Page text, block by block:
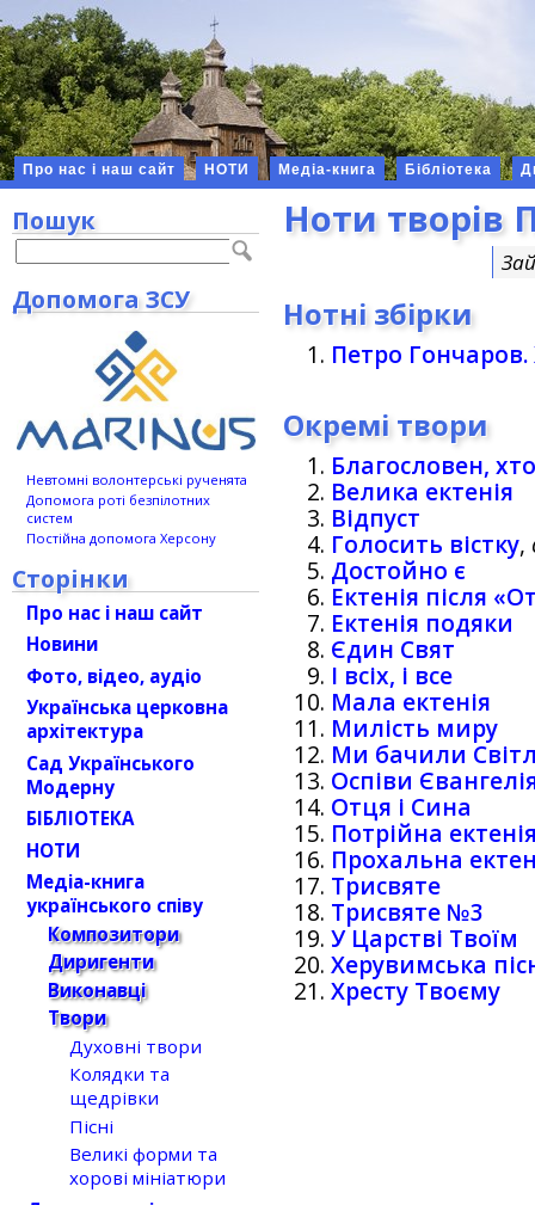
Про нас і наш сайт НОТИ Медіа-книга Бібліотека
Ноти творів
Нотні збірки
Петро Гончаров.
Окремі твори
Благословен,
Велика ектенія
Відпуст
Голосить вістку,
Достойно є
Ектенія після
Ектенія подяки
Єдин Свят
І всіх, і все
Мала ектенія
Милість миру
Ми бачили
Оспіви
Отця і Сина
Потрійна
Прохальна
Трисвяте
Трисвяте №3
У Царстві Твоїм
Херувимська
Хресту Твоєму
Пошук
Допомога ЗСУ
Невтомні волонтерські рученята
Допомога роті безпілотних
систем
Постійна допомога Херсону
Сторінки
Про нас і наш сайт
Новини
Фото, відео, аудіо
Українська церковна
архітектура
Сад Українського
Модерну
БІБЛІОТЕКА
НОТИ
Медіа-книга
українського співу
Композитори
Диригенти
Виконавці
Твори
Духовні твори
Колядки та
щедрівки
Пісні
Великі форми та
хорові мініатюри